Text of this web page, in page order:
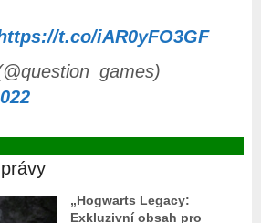
t.co/iAR0yFO3GF
„Hogwarts Legacy:
Exkluzivní obsah pro